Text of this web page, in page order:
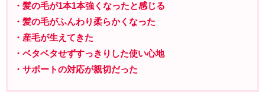
・髪の毛が1本1本強くなったと感じる
・髪の毛がふんわり柔らかくなった
・産毛が生えてきた
・ベタベタせずすっきりした使い心地
・サポートの対応が親切だった